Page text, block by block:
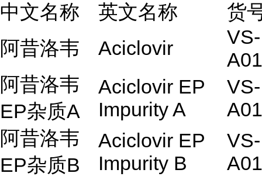
中文名称
英文名称
货
阿昔洛韦
Aciclovir
VS-
阿昔洛韦
EP杂质A
Aciclovir EP
Impurity A
VS-
阿昔洛韦
EP杂质B
Aciclovir EP
Impurity B
VS-